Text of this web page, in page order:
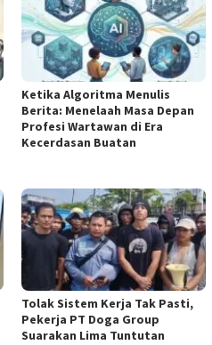
Ketika Algoritma Menulis
Berita: Menelaah Masa Depan
Profesi Wartawan di Era
Kecerdasan Buatan
Tolak Sistem Kerja Tak Pasti,
Pekerja PT Doga Group
Suarakan Lima Tuntutan